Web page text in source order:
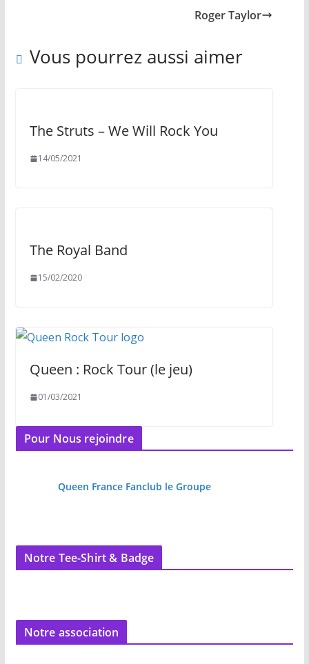
Roger Taylor
Vous pourrez aussi aimer
The Struts – We Will Rock You
14/05/2021
The Royal Band
15/02/2020
Queen : Rock Tour (le jeu)
01/03/2021
Pour Nous rejoindre
Queen France Fanclub le Groupe
Notre Tee-Shirt & Badge
Notre association